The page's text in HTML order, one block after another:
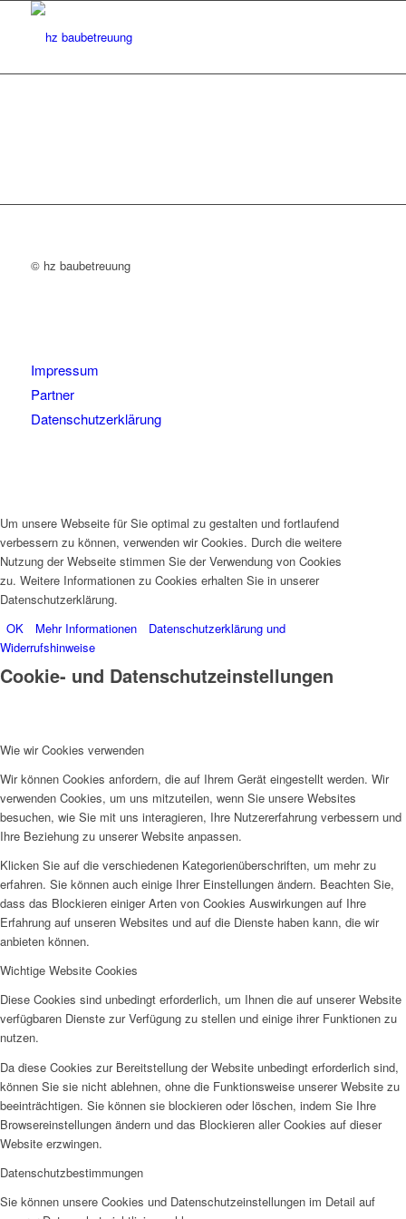
© hz baubetreuung
Impressum
Partner
Datenschutzerklärung
Um unsere Webseite für Sie optimal zu gestalten und fortlaufend
verbessern zu können, verwenden wir Cookies. Durch die weitere
Nutzung der Webseite stimmen Sie der Verwendung von Cookies
zu. Weitere Informationen zu Cookies erhalten Sie in unserer
Datenschutzerklärung.
OK
Mehr Informationen
Datenschutzerklärung und
Widerrufshinweise
Cookie- und Datenschutzeinstellungen
Wie wir Cookies verwenden
Wir können Cookies anfordern, die auf Ihrem Gerät eingestellt werden. Wir
verwenden Cookies, um uns mitzuteilen, wenn Sie unsere Websites
besuchen, wie Sie mit uns interagieren, Ihre Nutzererfahrung verbessern und
Ihre Beziehung zu unserer Website anpassen.
Klicken Sie auf die verschiedenen Kategorienüberschriften, um mehr zu
erfahren. Sie können auch einige Ihrer Einstellungen ändern. Beachten Sie,
dass das Blockieren einiger Arten von Cookies Auswirkungen auf Ihre
Erfahrung auf unseren Websites und auf die Dienste haben kann, die wir
anbieten können.
Wichtige Website Cookies
Diese Cookies sind unbedingt erforderlich, um Ihnen die auf unserer Website
verfügbaren Dienste zur Verfügung zu stellen und einige ihrer Funktionen zu
nutzen.
Da diese Cookies zur Bereitstellung der Website unbedingt erforderlich sind,
können Sie sie nicht ablehnen, ohne die Funktionsweise unserer Website zu
beeinträchtigen. Sie können sie blockieren oder löschen, indem Sie Ihre
Browsereinstellungen ändern und das Blockieren aller Cookies auf dieser
Website erzwingen.
Datenschutzbestimmungen
Sie können unsere Cookies und Datenschutzeinstellungen im Detail auf